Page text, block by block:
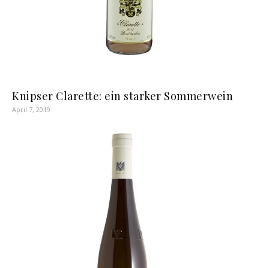
Knipser Clarette: ein starker Sommerwein
April 7, 2019